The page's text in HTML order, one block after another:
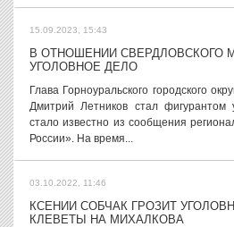
15.09.2023, 15:43
В ОТНОШЕНИИ СВЕРДЛОВСКОГО
УГОЛОВНОЕ ДЕЛО
Глава Горноуральского городского
Дмитрий Летников стал фигурантом
стало известно из сообщения
России». На время...
03.10.2022, 11:46
КСЕНИИ СОБЧАК ГРОЗИТ
КЛЕВЕТЫ НА МИХАЛКОВА